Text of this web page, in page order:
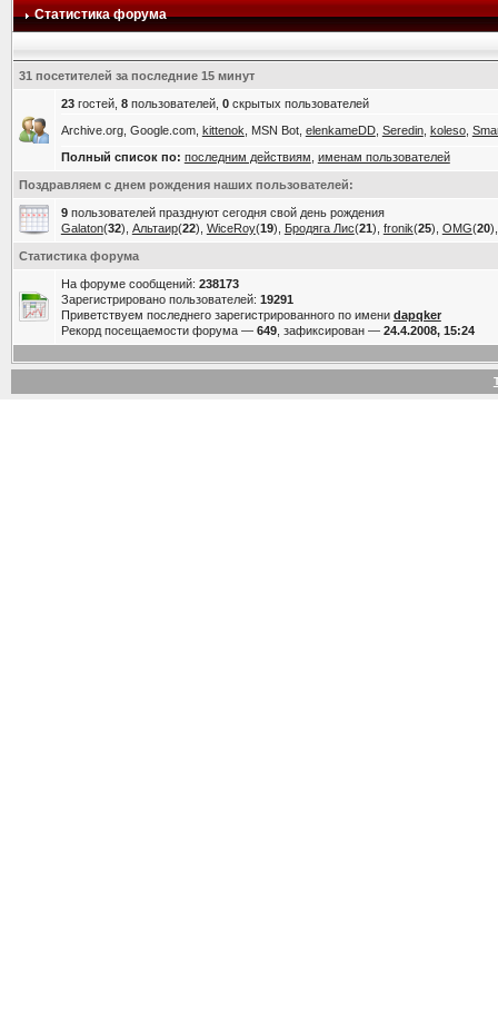
Статистика форума
31 посетителей за последние 15 минут
23гостей, 8пользователей, 0скрытых пользователей
Archive.org, Google.com, kittenok , MSN Bot, elenkameDD, Seredin, koleso,
Полный список по: последним действиям именам пользователей
Поздравляем с днем рождения наших пользователей:
9пользователей празднуют сегодня свой день рождения
Galaton(32), Альтаир(22), WiceRoy(19), Бродяга Лис(21), fronik(25), OMG(20
Статистика форума
На форуме сообщений: 238173
Зарегистрировано пользователей: 19291
Приветствуем последнего зарегистрированного по имени dapqker
Рекорд посещаемости форума — 649, зафиксирован — 24.4.2008, 15:24